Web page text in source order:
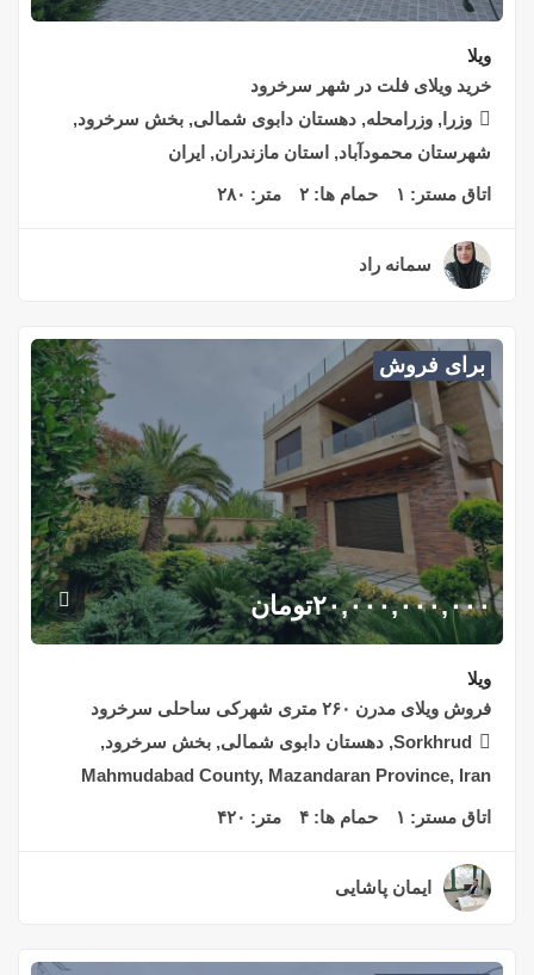
ویلا
خرید ویلای فلت در شهر سرخرود
وزرا, وزرامحله, دهستان دابوی شمالی, بخش سرخرود,
شهرستان محمودآباد, استان مازندران, ایران
اتاق مستر: ۱ حمام ها: ۲ متر: ۲۸۰
سمانه راد
برای فروش
۲۰,۰۰۰,۰۰۰,۰۰۰تومان
ویلا
فروش ویلای مدرن ۲۶۰ متری شهرکی ساحلی سرخرود
Sorkhrud, دهستان دابوی شمالی, بخش سرخرود,
Mahmudabad County, Mazandaran Province, Iran
اتاق مستر: ۱ حمام ها: ۴ متر: ۴۲۰
ایمان پاشایی